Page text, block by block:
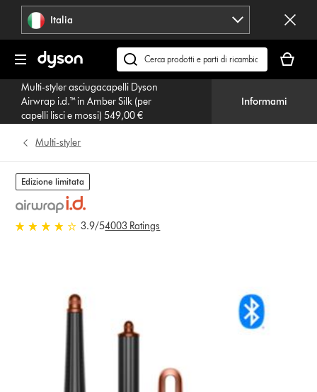
navigazione Italia
Cerca
su
dyson.it
carrello
è
Multi-styler asciugacapelli Dyson
Airwrap i.d.™ in Amber Silk (per
capelli lisci e mossi) 549,00 €
Informami
Multi-styler
Edizione limitata
3.9 stelle su 5 da 4003 Ratings
3.9/54003 Ratings